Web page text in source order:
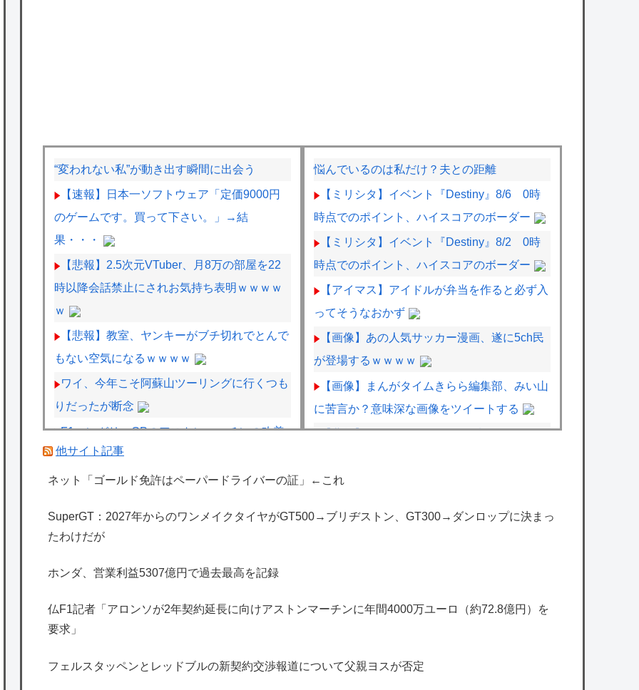
“変われない私”が動き出す瞬間に出会う
【速報】日本一ソフトウェア「定価9000円
のゲームです。買って下さい。」→結
果・・・
【悲報】2.5次元VTuber、月8万の部屋を22
時以降会話禁止にされお気持ち表明ｗｗｗｗ
ｗ
【悲報】教室、ヤンキーがブチ切れでとんで
もない空気になるｗｗｗｗ
ワイ、今年こそ阿蘇山ツーリングに行くつも
りだったが断念
F1ハンガリーGPのアストンマーチンの改善
にパパストロール興奮「工場の男子＆女子の
努力のおかげ」
報道について父親ヨスが否定
としての役目を終えてしまったよな
出たあの親日経営者に海外が大騒ぎ
の為替介入再びで海外が大騒ぎ
悩んでいるのは私だけ？夫との距離
【ミリシタ】イベント『Destiny』8/6 0時
時点でのポイント、ハイスコアのボーダー
【ミリシタ】イベント『Destiny』8/2 0時
時点でのポイント、ハイスコアのボーダー
【アイマス】アイドルが弁当を作ると必ず入
ってそうなおかず
【画像】あの人気サッカー漫画、遂に5ch民
が登場するｗｗｗｗ
【画像】まんがタイムきらら編集部、みい山
に苦言か？意味深な画像をツイートする
【悲報】X民「みいちゃんを規制するならウ
うｗｗｗｗｗ
今回の老人会RUSTのハズレははりーシとみ
他サイト記事
ネット「ゴールド免許はペーパードライバーの証」←これ
SuperGT：2027年からのワンメイクタイヤがGT500→ブリヂストン、GT300→ダンロップに決まっ
たわけだが
ホンダ、営業利益5307億円で過去最高を記録
仏F1記者「アロンソが2年契約延長に向けアストンマーチンに年間4000万ユーロ（約72.8億円）を
要求」
フェルスタッペンとレッドブルの新契約交渉報道について父親ヨスが否定